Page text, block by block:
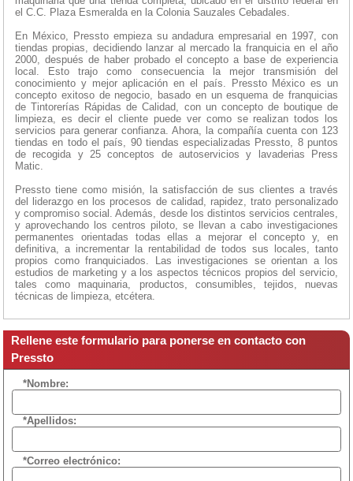
el C.C. Plaza Esmeralda en la Colonia Sauzales Cebadales.
En México, Pressto empieza su andadura empresarial en 1997, con
tiendas propias, decidiendo lanzar al mercado la franquicia en el año
2000, después de haber probado el concepto a base de experiencia
local. Esto trajo como consecuencia la mejor transmisión del
conocimiento y mejor aplicación en el país. Pressto México es un
concepto exitoso de negocio, basado en un esquema de franquicias
de Tintorerías Rápidas de Calidad, con un concepto de boutique de
limpieza, es decir el cliente puede ver como se realizan todos los
servicios para generar confianza. Ahora, la compañía cuenta con 123
tiendas en todo el país, 90 tiendas especializadas Pressto, 8 puntos
de recogida y 25 conceptos de autoservicios y lavaderias Press
Matic.
Pressto tiene como misión, la satisfacción de sus clientes a través
del liderazgo en los procesos de calidad, rapidez, trato personalizado
y compromiso social. Además, desde los distintos servicios centrales,
y aprovechando los centros piloto, se llevan a cabo investigaciones
permanentes orientadas todas ellas a mejorar el concepto y, en
definitiva, a incrementar la rentabilidad de todos sus locales, tanto
propios como franquiciados. Las investigaciones se orientan a los
estudios de marketing y a los aspectos técnicos propios del servicio,
tales como maquinaria, productos, consumibles, tejidos, nuevas
técnicas de limpieza, etcétera.
Rellene este formulario para ponerse en contacto con
Pressto
*Nombre:
*Apellidos:
*Correo electrónico: